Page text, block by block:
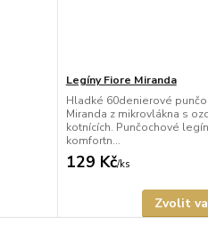
Legíny Fiore Miranda
Hladké 60denierové
Miranda z mikrovlákna s
kotnících. Punčochové
komfortn...
129 Kč/ks
Zvolit